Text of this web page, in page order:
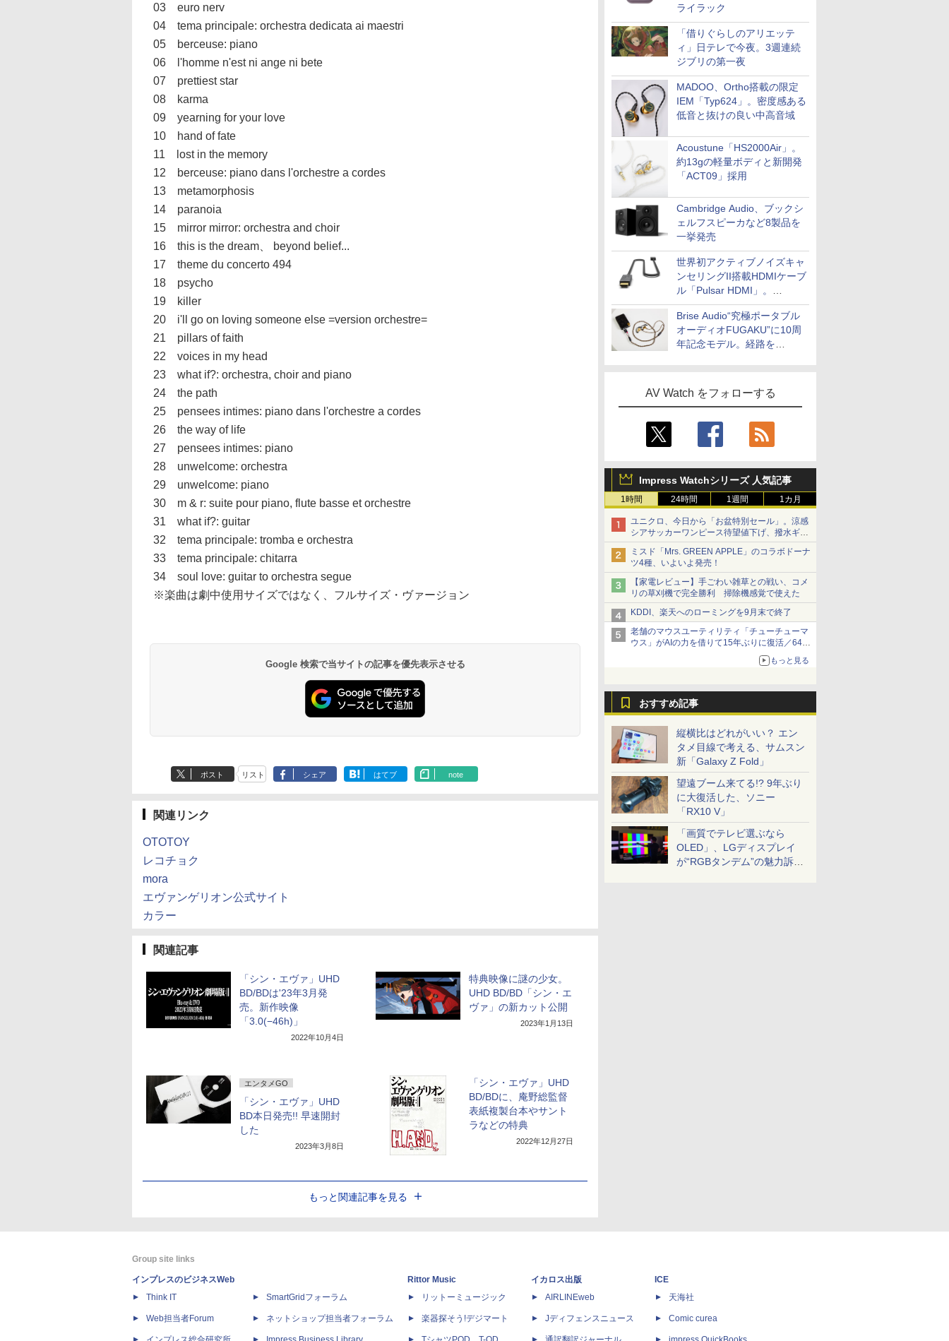
ライラック
「借りぐらしのアリエッテ
ィ」日テレで今夜。3週連続
ジブリの第一夜
MADOO、Ortho搭載の限定
IEM「Typ624」。密度感ある
低音と抜けの良い中高音域
Acoustune「HS2000Air」。
約13gの軽量ボディと新開発
「ACT09」採用
Cambridge Audio、ブックシ
ェルフスピーカなど8製品を
一挙発売
世界初アクティブノイズキャ
ンセリングII搭載HDMIケーブ
ル「Pulsar HDMI」。
SilentPowerから
Brise Audio“究極ポータブル
オーディオFUGAKU”に10周
年記念モデル。経路を
AV Watch をフォローする
Impress Watchシリーズ 人気記事
1時間 24時間 1週間 1カ月
ユニクロ、今日から「お盆特別セール」。涼感
シアサッカーワンピース待望値下げ、撥水ギア
ショーツは1990円に
ミスド「Mrs. GREEN APPLE」のコラボドーナ
ツ4種、いよいよ発売！
【家電レビュー】手ごわい雑草との戦い、コメ
リの草刈機で完全勝利 掃除機感覚で使えた
KDDI、楽天へのローミングを9月末で終了
老舗のマウスユーティリティ「チューチューマ
ウス」がAIの力を借りて15年ぶりに復活／64bit
化、Windows 10/11、「Chrome」も走り回
る。復活記念で2026年末まで500円
もっと見る
おすすめ記事
縦横比はどれがいい？ エン
タメ目線で考える、サムスン
新「Galaxy Z Fold」
望遠ブーム来てる!? 9年ぶり
に大復活した、ソニー
「RX10 V」
「画質でテレビ選ぶなら
OLED」、LGディスプレイ
が“RGBタンデム”の魅力訴
03 euro nerv
04 tema principale: orchestra dedicata ai maestri
05 berceuse: piano
06 l'homme n'est ni ange ni bete
07 prettiest star
08 karma
09 yearning for your love
10 hand of fate
11 lost in the memory
12 berceuse: piano dans l'orchestre a cordes
13 metamorphosis
14 paranoia
15 mirror mirror: orchestra and choir
16 this is the dream、 beyond belief...
17 theme du concerto 494
18 psycho
19 killer
20 i'll go on loving someone else =version orchestre=
21 pillars of faith
22 voices in my head
23 what if?: orchestra, choir and piano
24 the path
25 pensees intimes: piano dans l'orchestre a cordes
26 the way of life
27 pensees intimes: piano
28 unwelcome: orchestra
29 unwelcome: piano
30 m & r: suite pour piano, flute basse et orchestre
31 what if?: guitar
32 tema principale: tromba e orchestra
33 tema principale: chitarra
34 soul love: guitar to orchestra segue
※楽曲は劇中使用サイズではなく、フルサイズ・ヴァージョン
Google 検索で当サイトの記事を優先表示させる
ポスト リスト シェア はてブ note
関連リンク
OTOTOY
レコチョク
mora
エヴァンゲリオン公式サイト
カラー
関連記事
「シン・エヴァ」UHD
BD/BDは'23年3月発
売。新作映像
「3.0(−46h)」
2022年10月4日
特典映像に謎の少女。
UHD BD/BD「シン・エ
ヴァ」の新カット公開
2023年1月13日
エンタメGO
「シン・エヴァ」UHD
BD本日発売!! 早速開封
した
2023年3月8日
「シン・エヴァ」UHD
BD/BDに、庵野総監督
表紙複製台本やサント
ラなどの特典
2022年12月27日
もっと関連記事を見る
Group site links
インプレスのビジネスWeb
Think IT
Web担当者Forum
SmartGridフォーラム
ネットショップ担当者フォーラム
Rittor Music
リットーミュージック
楽器探そう!デジマート
イカロス出版
AIRLINEweb
Jディフェンスニュース
ICE
天海社
Comic curea